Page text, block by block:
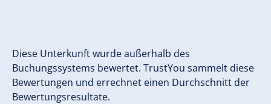
Diese Unterkunft wurde außerhalb des
Buchungssystems bewertet. TrustYou sammelt diese
Bewertungen und errechnet einen Durchschnitt der
Bewertungsresultate.